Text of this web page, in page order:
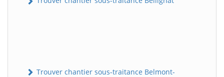
Trouver chantier sous-traitance Belmont-